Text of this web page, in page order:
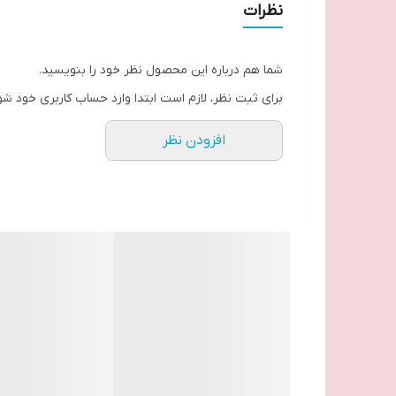
نظرات
شما هم درباره این محصول نظر خود را بنویسید.
برای ثبت نظر، لازم است ابتدا وارد حساب کاربری خود
افزودن نظر